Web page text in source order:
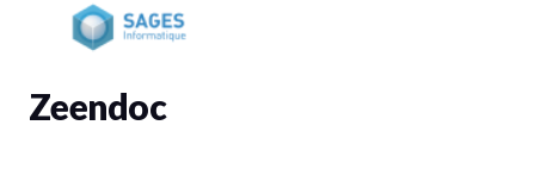
Zeendoc